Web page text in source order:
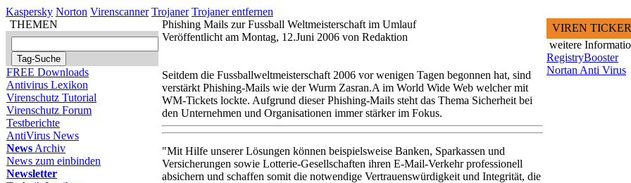
Kaspersky Norton Virenscanner Trojaner Trojaner entfernen
THEMEN
FREE Downloads
Antivirus Lexikon
Virenschutz Tutorial
Virenschutz Forum
Testberichte
AntiVirus News
News Archiv
News zum einbinden
Newsletter
Phishing Mails zur Fussball Weltmeisterschaft im Umlauf
Veröffentlicht am Montag, 12.Juni 2006 von Redaktion
Seitdem die Fussballweltmeisterschaft 2006 vor wenigen Tagen begonnen hat, sind
verstärkt Phishing-Mails wie der Wurm Zasran.A im World Wide Web welcher mit
WM-Tickets lockte. Aufgrund dieser Phishing-Mails steht das Thema Sicherheit bei
den Unternehmen und Organisationen immer stärker im Fokus.
"Mit Hilfe unserer Lösungen können beispielsweise Banken, Sparkassen und
Versicherungen sowie Lotterie-Gesellschaften ihren E-Mail-Verkehr professionell
absichern und schaffen somit die notwendige Vertrauenswürdigkeit und Integrität, die
VIREN TICKER
weitere
RegistryBooster
Nortan Anti Virus